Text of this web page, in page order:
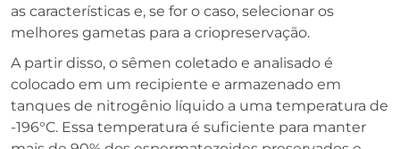
as características e, se for o caso, selecionar os
melhores gametas para a criopreservação.
A partir disso, o sêmen coletado e analisado é
colocado em um recipiente e armazenado em
tanques de nitrogênio líquido a uma temperatura de
-196°C. Essa temperatura é suficiente para manter